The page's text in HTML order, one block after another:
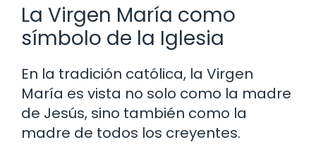
La Virgen María como
símbolo de la Iglesia
En la tradición católica, la Virgen
María es vista no solo como la madre
de Jesús, sino también como la
madre de todos los creyentes.